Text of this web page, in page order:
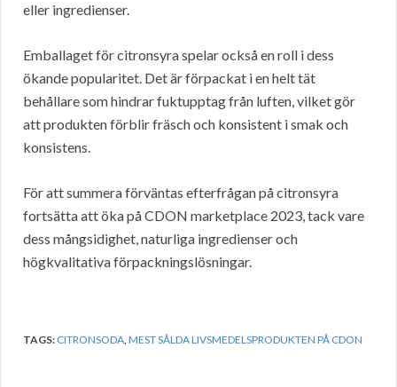
eller ingredienser.
Emballaget för citronsyra spelar också en roll i dess
ökande popularitet. Det är förpackat i en helt tät
behållare som hindrar fuktupptag från luften, vilket gör
att produkten förblir fräsch och konsistent i smak och
konsistens.
För att summera förväntas efterfrågan på citronsyra
fortsätta att öka på CDON marketplace 2023, tack vare
dess mångsidighet, naturliga ingredienser och
högkvalitativa förpackningslösningar.
TAGS: CITRONSODA,MEST SÅLDA LIVSMEDELSPRODUKTEN PÅ CDON